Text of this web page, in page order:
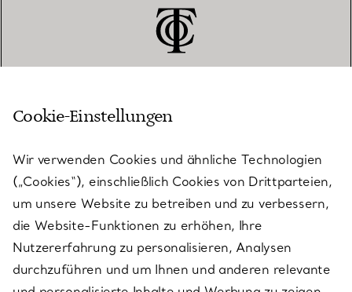
KUNDENSERVICE
SERVICES
ÜBER TIFFANY & CO.
Cookie-Einstellungen
Wir verwenden Cookies und ähnliche Technologien
(„Cookies“), einschließlich Cookies von Drittparteien,
um unsere Website zu betreiben und zu verbessern,
die Website-Funktionen zu erhöhen, Ihre
Nutzererfahrung zu personalisieren, Analysen
durchzuführen und um Ihnen und anderen relevante